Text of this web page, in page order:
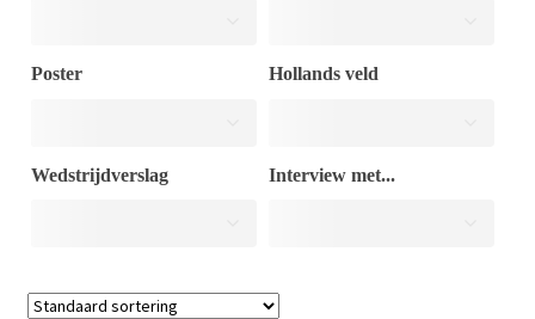
Poster Hollands veld
Wedstrijdverslag Interview met...